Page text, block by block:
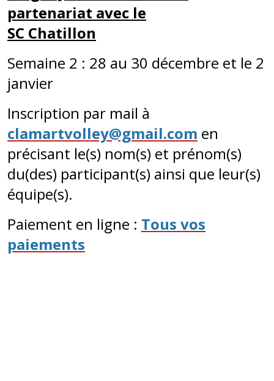
partenariat avec le
SC Chatillon
Semaine 2 : 28 au 30 décembre et le 2
janvier
Inscription par mail à
clamartvolley@gmail.com en
précisant le(s) nom(s) et prénom(s)
du(des) participant(s) ainsi que leur(s)
équipe(s).
Paiement en ligne : Tous vos
paiements